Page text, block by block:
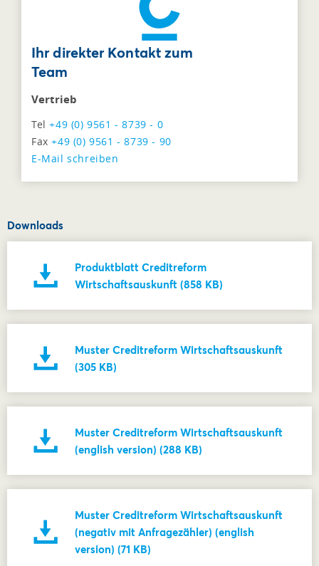
Ihr direkter Kontakt zum
Team
Vertrieb
Tel+49 (0) 9561 - 8739 - 0
Fax+49 (0) 9561 - 8739 - 90
E-Mail schreiben
Downloads
Produktblatt Creditreform
Wirtschaftsauskunft (858 KB)
Muster Creditreform Wirtschaftsauskunft
(305 KB)
Muster Creditreform Wirtschaftsauskunft
(english version) (288 KB)
Muster Creditreform Wirtschaftsauskunft
(negativ mit Anfragezähler) (english
version) (71 KB)